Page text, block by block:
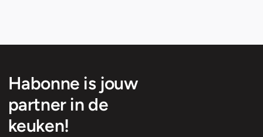
Habonne is jouw
partner in de
keuken!